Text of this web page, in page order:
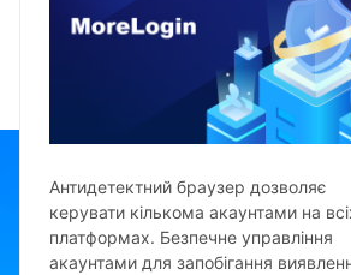
Антидетектний браузер дозволяє
керувати кількома акаунтами на
платформах. Безпечне управління
акаунтами для запобігання